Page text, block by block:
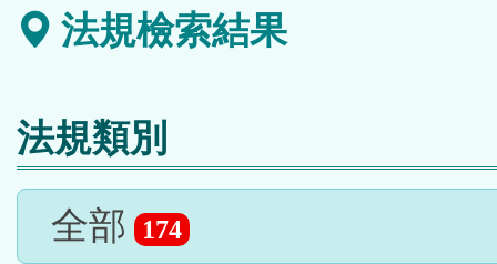
法規檢索結果
法規類別
全部 174